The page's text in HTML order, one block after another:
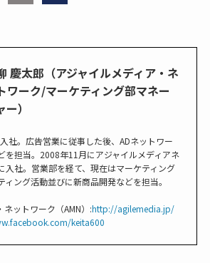
慶太郎（アジャイルメディア・ネ
ワーク/マーケティング部マネー
ー）
社。広告営業に従事した後、ADネットワー
を担当。2008年11月にアジャイルメディアネ
入社。営業部を経て、現在はマーケティング
ィング活動並びに新商品開発などを担当。
ネットワーク（AMN）:http://agilemedia.jp/
keita600